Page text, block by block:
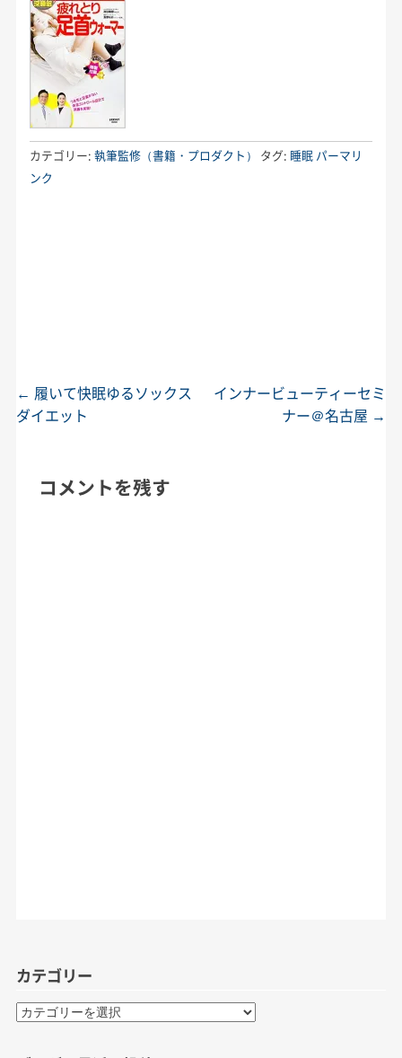
カテゴリー: 執筆監修（書籍・プロダクト） タグ: 睡眠 パーマリ
ンク
投稿ナビゲーション
← 履いて快眠ゆるソックス
ダイエット
インナービューティーセミ
ナー＠名古屋 →
コメントを残す
カテゴリー
カ